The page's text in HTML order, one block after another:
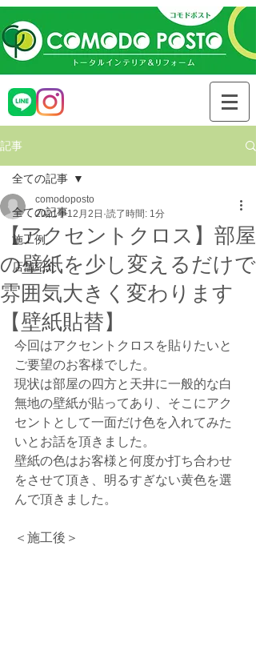
記事
全ての記事
施工例
店舗紹介
全ての記事
【アクセントクロス】部屋
の壁紙を少し変えるだけで
雰囲気大きく変わります
【壁紙貼替】
comodoposto
2021年12月2日 読了時間: 1分
今回はアクセントクロスを貼りたいと
ご要望のお客様でした。
現状は部屋の四方と天井に一般的な白
無地の壁紙が貼ってあり、そこにアク
セントとして一面だけ色を入れてみた
いとお話を頂きました。
壁紙の色はお客様と何度か打ち合わせ
をさせて頂き、明るすぎない黄色を選
んで頂きました。
＜施工後＞